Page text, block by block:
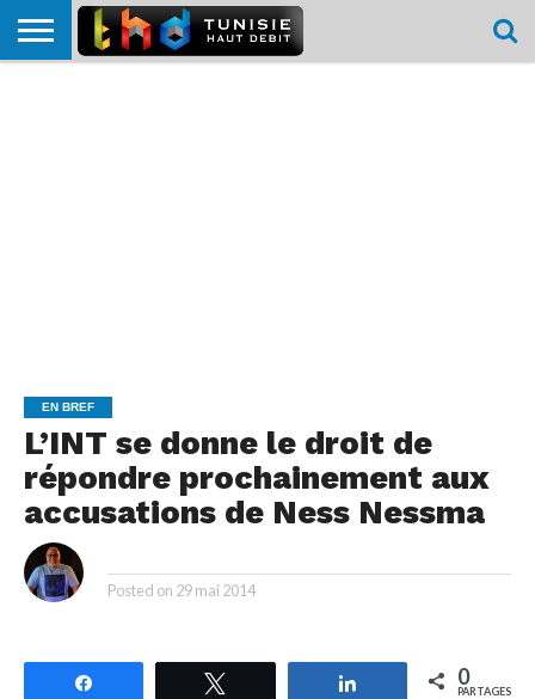
EN BREF
L’INT se donne le droit de
répondre prochainement aux
accusations de Ness Nessma
Posted on 29 mai 2014
Partagez 0
PARTAGES